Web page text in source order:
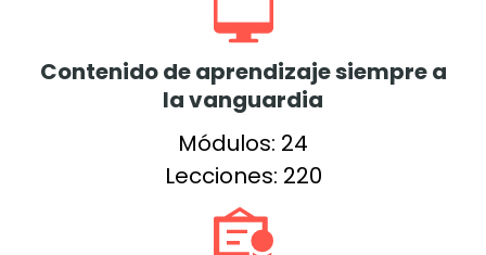
Contenido de aprendizaje siempre a
la vanguardia
Módulos: 24
Lecciones: 220